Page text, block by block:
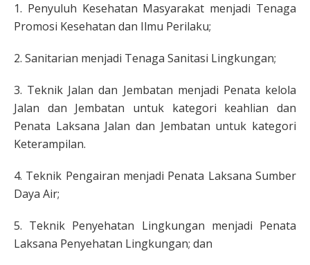
1. Penyuluh Kesehatan Masyarakat menjadi Tenaga
Promosi Kesehatan dan Ilmu Perilaku;
2. Sanitarian menjadi Tenaga Sanitasi Lingkungan;
3. Teknik Jalan dan Jembatan menjadi Penata kelola
Jalan dan Jembatan untuk kategori keahlian dan
Penata Laksana Jalan dan Jembatan untuk kategori
Keterampilan.
4. Teknik Pengairan menjadi Penata Laksana Sumber
Daya Air;
5. Teknik Penyehatan Lingkungan menjadi Penata
Laksana Penyehatan Lingkungan; dan